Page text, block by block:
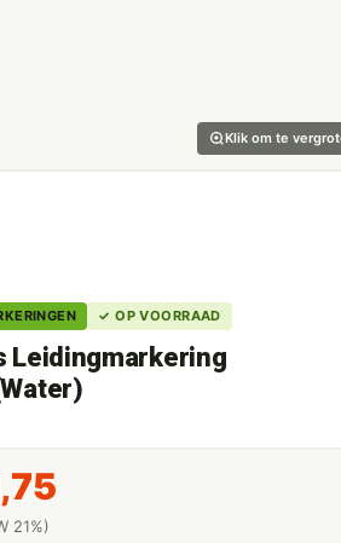
Klik om te
✓ OP VOORRAAD
Leidingmarkering
21%)